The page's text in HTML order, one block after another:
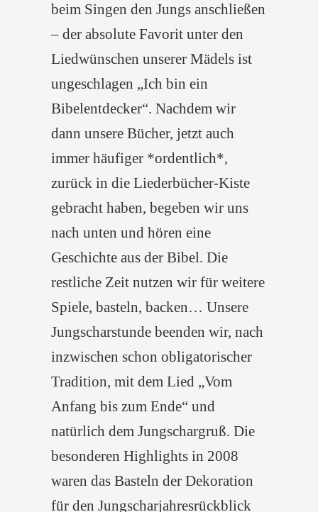
beim Singen den Jungs anschließen
– der absolute Favorit unter den
Liedwünschen unserer Mädels ist
ungeschlagen „Ich bin ein
Bibelentdecker“. Nachdem wir
dann unsere Bücher, jetzt auch
immer häufiger *ordentlich*,
zurück in die Liederbücher-Kiste
gebracht haben, begeben wir uns
nach unten und hören eine
Geschichte aus der Bibel. Die
restliche Zeit nutzen wir für weitere
Spiele, basteln, backen… Unsere
Jungscharstunde beenden wir, nach
inzwischen schon obligatorischer
Tradition, mit dem Lied „Vom
Anfang bis zum Ende“ und
natürlich dem Jungschargruß. Die
besonderen Highlights in 2008
waren das Basteln der Dekoration
für den Jungscharjahresrückblick